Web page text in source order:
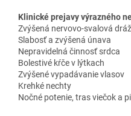
Klinické prejavy výrazného
Zvýšená nervovo-svalová
Slabosť a zvýšená únava
Nepravidelná činnosť srdca
Bolestivé kŕče v lýtkach
Zvýšené vypadávanie vlasov
Krehké nechty
Nočné potenie, tras viečok a